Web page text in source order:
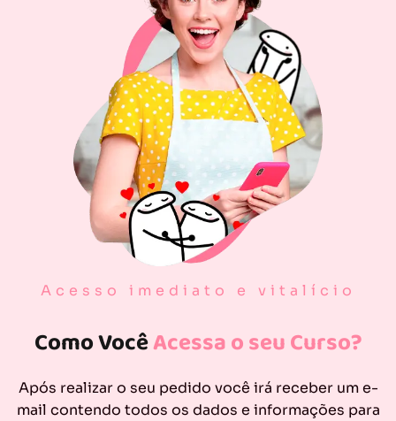
Acesso imediato e vitalício
Como VocêAcessa o seu Curso?
Após realizar o seu pedido você irá receber um e-
mail contendo todos os dados e informações para